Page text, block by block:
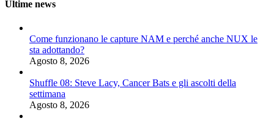
Ultime news
Come funzionano le capture NAM e perché anche NUX le
sta adottando?
Agosto 8, 2026
Shuffle 08: Steve Lacy, Cancer Bats e gli ascolti della
settimana
Agosto 8, 2026